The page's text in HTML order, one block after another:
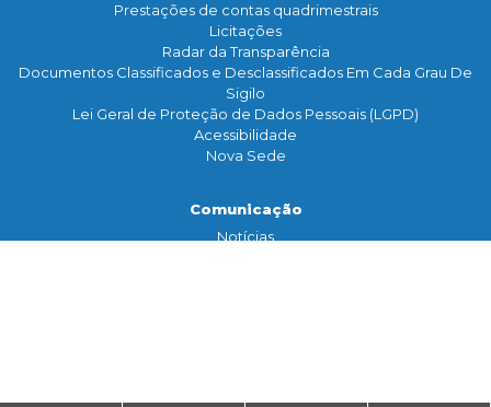
Prestações de contas quadrimestrais
Licitações
Radar da Transparência
Documentos Classificados e Desclassificados Em Cada Grau De
Sigilo
Lei Geral de Proteção de Dados Pessoais (LGPD)
Acessibilidade
Nova Sede
Comunicação
Notícias
Serviço de Informação